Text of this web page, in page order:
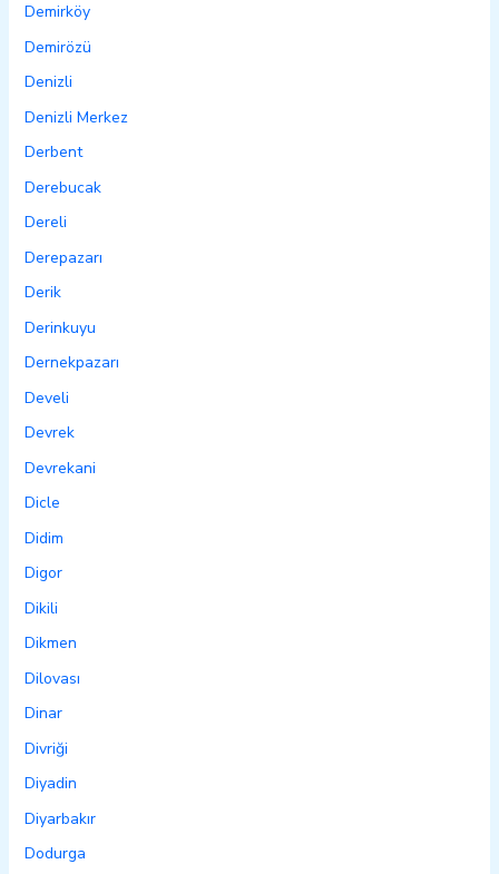
Demirköy
Demirözü
Denizli
Denizli Merkez
Derbent
Derebucak
Dereli
Derepazarı
Derik
Derinkuyu
Dernekpazarı
Develi
Devrek
Devrekani
Dicle
Didim
Digor
Dikili
Dikmen
Dilovası
Dinar
Divriği
Diyadin
Diyarbakır
Dodurga